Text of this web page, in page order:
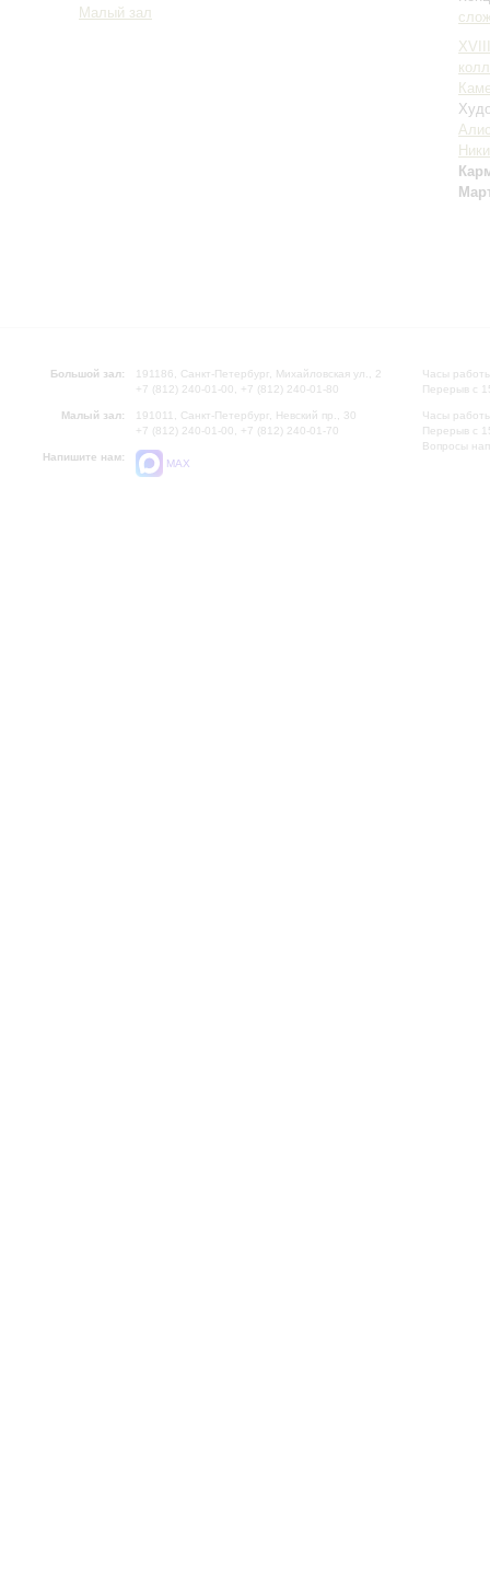
Малый зал
Большой зал:
191186, Санкт-Петербург, Михайловская ул., 2
+7 (812) 240-01-00, +7 (812) 240-01-80
Малый зал:
191011, Санкт-Петербург, Невский пр., 30
+7 (812) 240-01-00, +7 (812) 240-01-70
Напишите нам:
MAX
Часы
Перерыв с
Часы
Перерыв с
Вопросы